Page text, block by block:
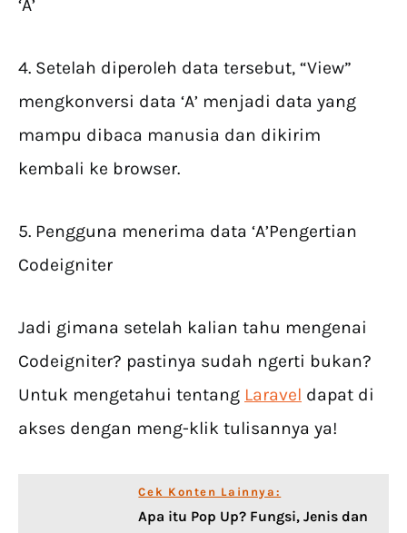
‘A’
4. Setelah diperoleh data tersebut, “View”
mengkonversi data ‘A’ menjadi data yang
mampu dibaca manusia dan dikirim
kembali ke browser.
5. Pengguna menerima data ‘A’Pengertian
Codeigniter
Jadi gimana setelah kalian tahu mengenai
Codeigniter? pastinya sudah ngerti bukan?
Untuk mengetahui tentang Laravel dapat di
akses dengan meng-klik tulisannya ya!
Cek Konten Lainnya:
Apa itu Pop Up? Fungsi, Jenis dan